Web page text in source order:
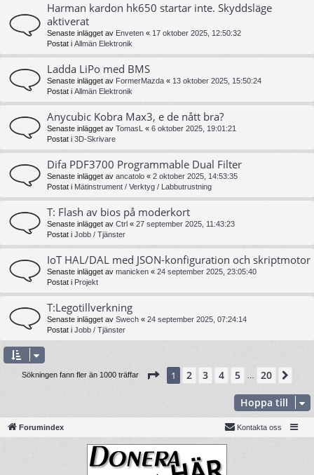
Harman kardon hk650 startar inte. Skyddsläge
aktiverat
Senaste inlägget av Enveten « 17 oktober 2025, 12:50:32
Postat i Allmän Elektronik
Ladda LiPo med BMS
Senaste inlägget av FormerMazda « 13 oktober 2025, 15:50:24
Postat i Allmän Elektronik
Anycubic Kobra Max3, e de nått bra?
Senaste inlägget av TomasL « 6 oktober 2025, 19:01:21
Postat i 3D-Skrivare
Difa PDF3700 Programmable Dual Filter
Senaste inlägget av ancatolo « 2 oktober 2025, 14:53:35
Postat i Mätinstrument / Verktyg / Labbutrustning
T: Flash av bios på moderkort
Senaste inlägget av Ctrl « 27 september 2025, 11:43:23
Postat i Jobb / Tjänster
IoT HAL/DAL med JSON-konfiguration och skriptmotor
Senaste inlägget av manicken « 24 september 2025, 23:05:40
Postat i Projekt
T:Legotillverkning
Senaste inlägget av Swech « 24 september 2025, 07:24:14
Postat i Jobb / Tjänster
Sökningen fann fler än 1000 träffar Sida 1av20
1 2 3 4 5 20
Hoppa till
Forumindex Kontakta oss